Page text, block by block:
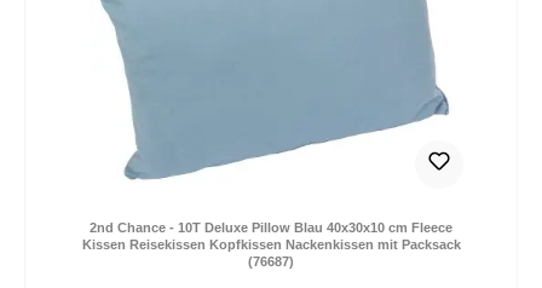
2nd Chance - 10T Deluxe Pillow Blau 40x30x10 cm Fleece
Kissen Reisekissen Kopfkissen Nackenkissen mit Packsack
(76687)